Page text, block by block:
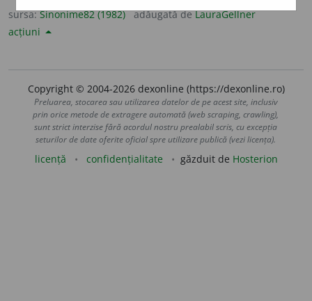
sursa:Sinonime82 (1982) adăugată deLauraGellner
acțiuni
Copyright © 2004-2026 dexonline (https://dexonline.ro)
Preluarea, stocarea sau utilizarea datelor de pe acest site, inclusiv
prin orice metode de extragere automată (web scraping, crawling),
sunt strict interzise fără acordul nostru prealabil scris, cu excepția
seturilor de date oferite oficial spre utilizare publică (vezi licența).
licență confidențialitate găzduit de Hosterion